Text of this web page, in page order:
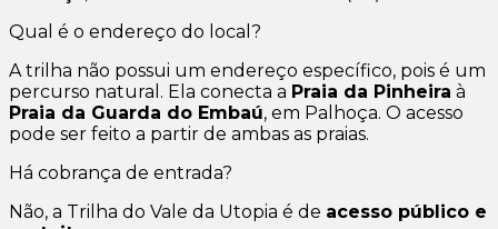
Qual é o endereço do local?
A trilha não possui um endereço específico, pois é um
percurso natural. Ela conecta a Praia da Pinheira à
Praia da Guarda do Embaú, em Palhoça. O acesso
pode ser feito a partir de ambas as praias.
Há cobrança de entrada?
Não, a Trilha do Vale da Utopia é de acesso público e